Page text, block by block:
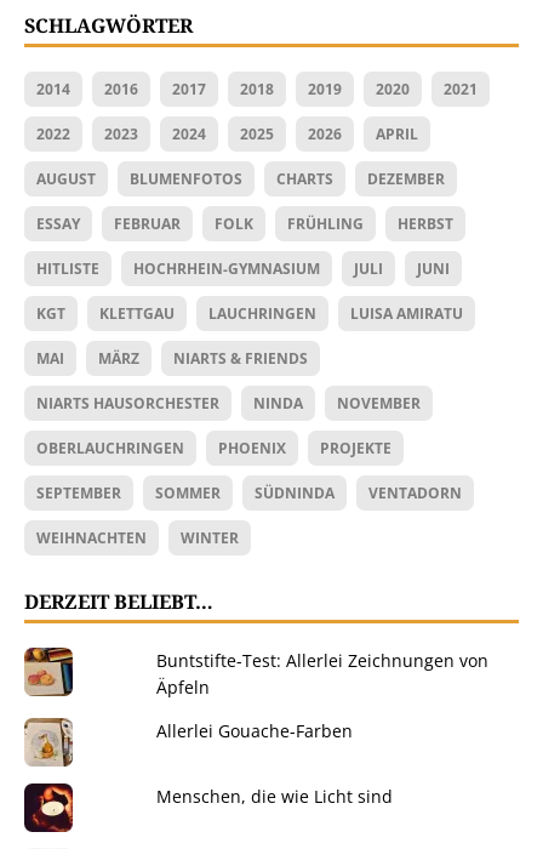
SCHLAGWÖRTER
2014 2016 2017 2018 2019 2020 2021
2022 2023 2024 2025 2026 APRIL
AUGUST BLUMENFOTOS CHARTS DEZEMBER
ESSAY FEBRUAR FOLK FRÜHLING HERBST
HITLISTE HOCHRHEIN-GYMNASIUM JULI JUNI
KGT KLETTGAU LAUCHRINGEN LUISA AMIRATU
MAI MÄRZ NIARTS & FRIENDS
NIARTS HAUSORCHESTER NINDA NOVEMBER
OBERLAUCHRINGEN PHOENIX PROJEKTE
SEPTEMBER SOMMER SÜDNINDA VENTADORN
WEIHNACHTEN WINTER
DERZEIT BELIEBT…
Buntstifte-Test: Allerlei Zeichnungen von
Äpfeln
Allerlei Gouache-Farben
Menschen, die wie Licht sind